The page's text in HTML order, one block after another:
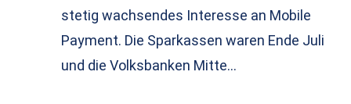
stetig wachsendes Interesse an Mobile
Payment. Die Sparkassen waren Ende Juli
und die Volksbanken Mitte…